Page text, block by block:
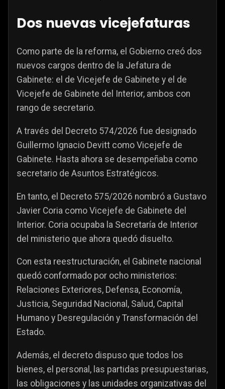
Dos nuevas vicejefaturas
Como parte de la reforma, el Gobierno creó dos
nuevos cargos dentro de la Jefatura de
Gabinete: el de Vicejefe de Gabinete y el de
Vicejefe de Gabinete del Interior, ambos con
rango de secretario.
A través del Decreto 574/2026 fue designado
Guillermo Ignacio Devitt como Vicejefe de
Gabinete. Hasta ahora se desempeñaba como
secretario de Asuntos Estratégicos.
En tanto, el Decreto 575/2026 nombró a Gustavo
Javier Coria como Vicejefe de Gabinete del
Interior. Coria ocupaba la Secretaría de Interior
del ministerio que ahora quedó disuelto.
Con esta reestructuración, el Gabinete nacional
quedó conformado por ocho ministerios:
Relaciones Exteriores, Defensa, Economía,
Justicia, Seguridad Nacional, Salud, Capital
Humano y Desregulación y Transformación del
Estado.
Además, el decreto dispuso que todos los
bienes, el personal, las partidas presupuestarias,
las obligaciones y las unidades organizativas del